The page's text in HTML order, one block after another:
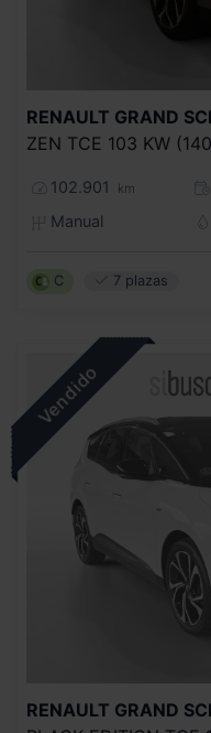
RENAULT GRAND
102.901 km
Manual
C 7 plazas
RENAULT GRAND